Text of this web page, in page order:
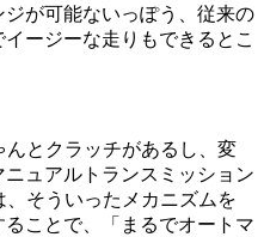
が可能ないっぽう、従来の
ージーな走りもできるとこ
とクラッチがあるし、変
ュアルトランスミッション
そういったメカニズムを
ことで、「まるでオートマ